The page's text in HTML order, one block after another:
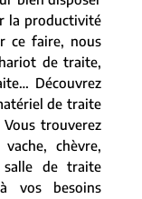
la productivité
ce faire, nous
de traite,
Découvrez
de traite
trouverez
chèvre,
salle de traite
vos besoins